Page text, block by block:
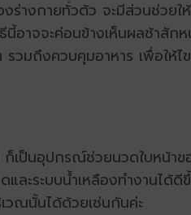
ร่างกายทั่วตัว จะมีส่วนช่วยใ
นี้อาจจะค่อนข้างเห็นผลช้าสักห
วมถึงควบคุมอาหาร เพื่อให้ไ
เป็นอุปกรณ์ช่วยนวดใบหน้าขอ
และระบบน้ำเหลืองทำงานได้
วณนั้นได้ด้วยเช่นกันค่ะ